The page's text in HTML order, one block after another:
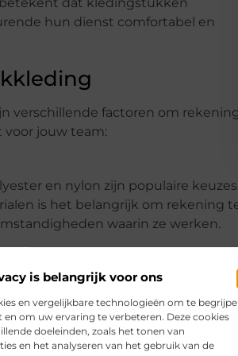
is belangrijk voor ons
en vergelijkbare technologieën om te
om uw ervaring te verbeteren. Deze cookies
doeleinden, zoals het tonen van
en het analyseren van het gebruik van de
hun dienst comfortabel en
verschillende factoren om rekening
jouw team:
en nylon zijn populaire keuzes
is het belangrijk om rekening
waarin ze werken.
werkkleding. Zorg ervoor dat je
werknemers de juiste pasvorm